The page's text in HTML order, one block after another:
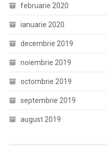
februarie 2020
ianuarie 2020
decembrie 2019
noiembrie 2019
octombrie 2019
septembrie 2019
august 2019